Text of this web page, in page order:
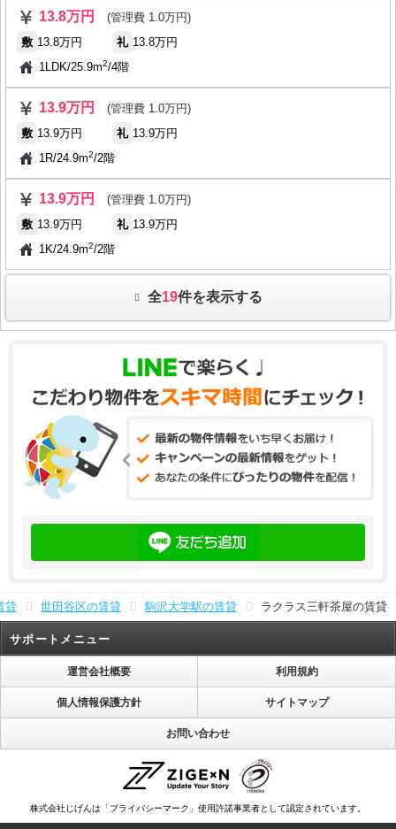
13.8万円
(管理費 1.0万円)
敷 13.8万円 礼 13.8万円
1LDK/25.9m2/4階
13.9万円
(管理費 1.0万円)
敷 13.9万円 礼 13.9万円
1R/24.9m2/2階
13.9万円
(管理費 1.0万円)
敷 13.9万円 礼 13.9万円
1K/24.9m2/2階
全19件を表示する
貸 世田谷区の賃貸 駒沢大学駅の賃貸 ラクラス三軒茶屋の賃貸
サポートメニュー
運営会社概要 利用規約
個人情報保護方針 サイトマップ
お問い合わせ
株式会社じげんは「プライバシーマーク」使用許諾事業者として認定されています。